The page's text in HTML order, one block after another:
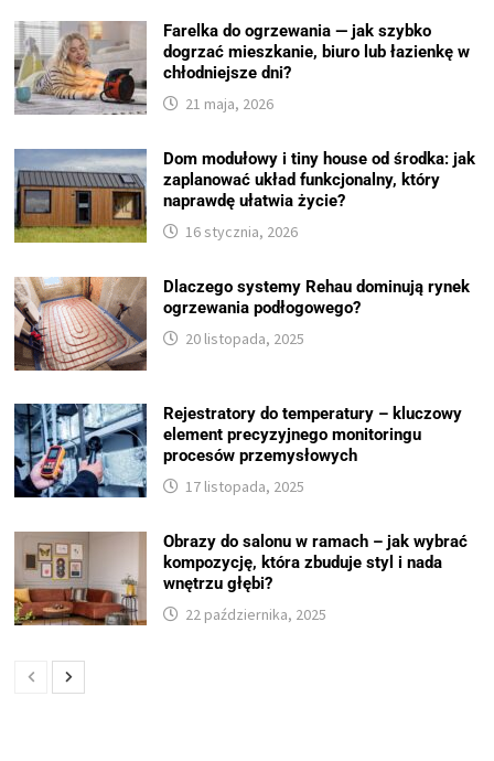
Farelka do ogrzewania — jak szybko
dogrzać mieszkanie, biuro lub łazienkę w
chłodniejsze dni?
21 maja, 2026
Dom modułowy i tiny house od środka: jak
zaplanować układ funkcjonalny, który
naprawdę ułatwia życie?
16 stycznia, 2026
Dlaczego systemy Rehau dominują rynek
ogrzewania podłogowego?
20 listopada, 2025
Rejestratory do temperatury – kluczowy
element precyzyjnego monitoringu
procesów przemysłowych
17 listopada, 2025
Obrazy do salonu w ramach – jak wybrać
kompozycję, która zbuduje styl i nada
wnętrzu głębi?
22 października, 2025